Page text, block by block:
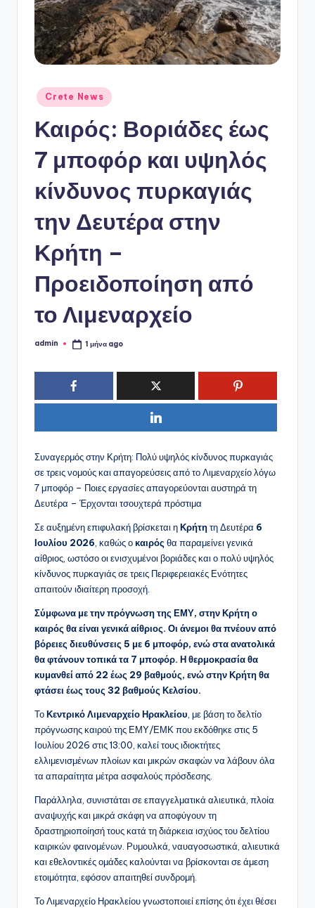
P
o
Αναρτήθηκε
σε
Crete News
Καιρός: Βοριάδες έως
7 μποφόρ και υψηλός
κίνδυνος πυρκαγιάς
την Δευτέρα στην
Κρήτη –
Προειδοποίηση από
το Λιμεναρχείο
Συγγραφέας:
admin 1 μήνα ago
Συναγερμός στην Κρήτη: Πολύ υψηλός κίνδυνος πυρκαγιάς
σε τρεις νομούς και απαγορεύσεις από το Λιμεναρχείο λόγω
7 μποφόρ – Ποιες εργασίες απαγορεύονται αυστηρά τη
Δευτέρα – Έρχονται τσουχτερά πρόστιμα
Σε αυξημένη επιφυλακή βρίσκεται ηΚρήτητη Δευτέρα 6
Ιουλίου 2026 , καθώς οκαιρός θα παραμείνει γενικά
αίθριος, ωστόσο οι ενισχυμένοι βοριάδες και ο πολύ υψηλός
κίνδυνος πυρκαγιάς σε τρεις Περιφερειακές Ενότητες
απαιτούν ιδιαίτερη προσοχή.
Σύμφωνα με την πρόγνωση της ΕΜΥ, στην Κρήτη ο
καιρός θα είναι γενικά αίθριος. Οι άνεμοι θα πνέουν από
βόρειες διευθύνσεις 5 με 6 μποφόρ, ενώ στα ανατολικά
θα φτάνουν τοπικά τα 7 μποφόρ. Η θερμοκρασία θα
κυμανθεί από 22 έως 29 βαθμούς, ενώ στην Κρήτη θα
φτάσει έως τους 32 βαθμούς Κελσίου.
ΤοΚεντρικό Λιμεναρχείο Ηρακλείου , με βάση το δελτίο
πρόγνωσης καιρού της ΕΜΥ/ΕΜΚ που εκδόθηκε στις 5
Ιουλίου 2026 στις 13:00, καλεί τους ιδιοκτήτες
ελλιμενισμένων πλοίων και μικρών σκαφών να λάβουν όλα
τα απαραίτητα μέτρα ασφαλούς πρόσδεσης.
Παράλληλα, συνιστάται σε επαγγελματικά αλιευτικά, πλοία
αναψυχής και μικρά σκάφη να αποφύγουν τη
δραστηριοποίησή τους κατά τη διάρκεια ισχύος του δελτίου
καιρικών φαινομένων. Ρυμουλκά, ναυαγοσωστικά, αλιευτικά
και εθελοντικές ομάδες καλούνται να βρίσκονται σε άμεση
ετοιμότητα, εφόσον απαιτηθεί συνδρομή.
Το Λιμεναρχείο Ηρακλείου γνωστοποιεί επίσης ότι έχει θέσει